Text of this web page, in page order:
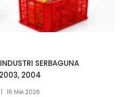
SERBAGUNA
2004
16 Mei 2026